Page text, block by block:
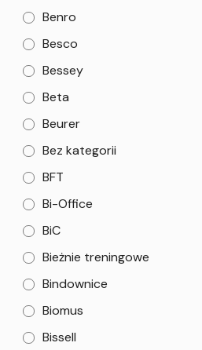
Benro
Besco
Bessey
Beta
Beurer
Bez kategorii
BFT
Bi-Office
BiC
Bieżnie treningowe
Bindownice
Biomus
Bissell